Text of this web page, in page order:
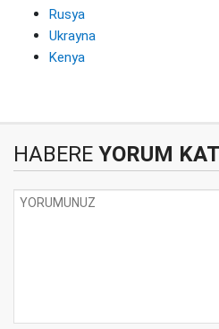
Rusya
Ukrayna
Kenya
HABERE YORUM KAT